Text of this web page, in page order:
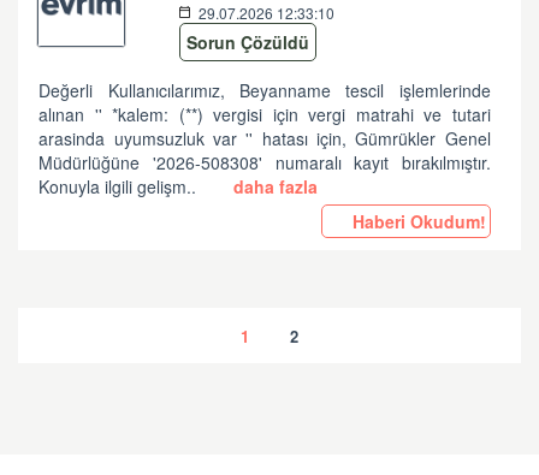
29.07.2026 12:33:10
Sorun Çözüldü
Değerli Kullanıcılarımız, Beyanname tescil işlemlerinde
alınan '' *kalem: (**) vergisi için vergi matrahi ve tutari
arasinda uyumsuzluk var '' hatası için, Gümrükler Genel
Müdürlüğüne '2026-508308' numaralı kayıt bırakılmıştır.
Konuyla ilgili gelişm..
daha fazla
Haberi Okudum!
1 2